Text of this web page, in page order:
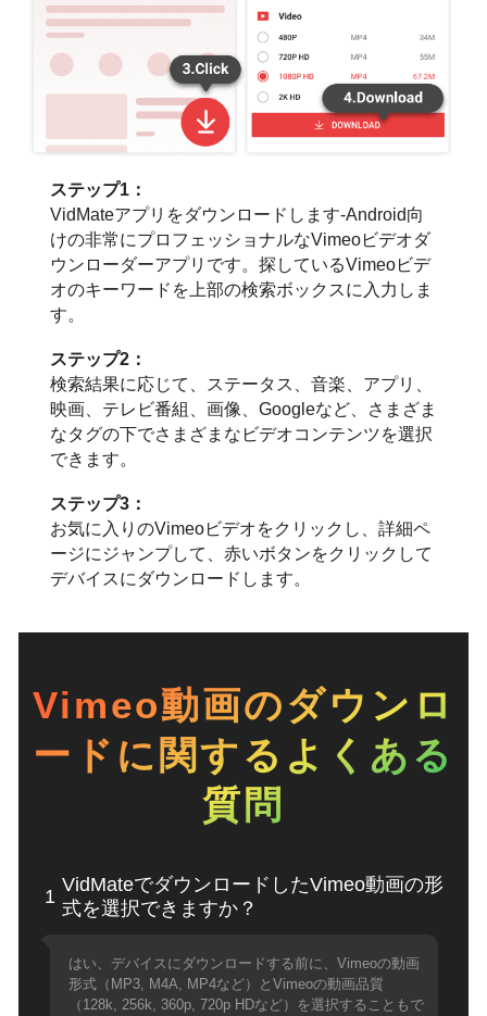
ステップ1：
VidMateアプリをダウンロードします-Android向
けの非常にプロフェッショナルなVimeoビデオダ
ウンローダーアプリです。探しているVimeoビデ
オのキーワードを上部の検索ボックスに入力しま
す。
ステップ2：
検索結果に応じて、ステータス、音楽、アプリ、
映画、テレビ番組、画像、Googleなど、さまざま
なタグの下でさまざまなビデオコンテンツを選択
できます。
ステップ3：
お気に入りのVimeoビデオをクリックし、詳細ペ
ージにジャンプして、赤いボタンをクリックして
デバイスにダウンロードします。
Vimeo動画のダウンロ
ードに関するよくある
質問
1
VidMateでダウンロードしたVimeo動画の形
式を選択できますか？
はい、デバイスにダウンロードする前に、Vimeoの動画
形式（MP3, M4A, MP4など）とVimeoの動画品質
（128k, 256k, 360p, 720p HDなど）を選択することもで